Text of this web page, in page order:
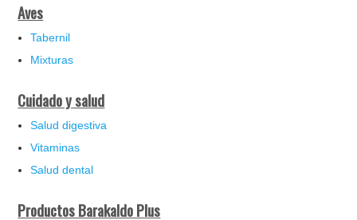
Aves
Tabernil
Mixturas
Cuidado y salud
Salud digestiva
Vitaminas
Salud dental
Productos Barakaldo Plus